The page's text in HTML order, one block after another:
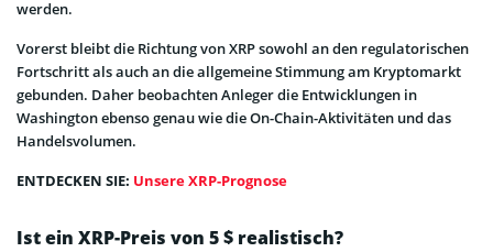
werden.
Vorerst bleibt die Richtung von XRP sowohl an den regulatorischen
Fortschritt als auch an die allgemeine Stimmung am Kryptomarkt
gebunden. Daher beobachten Anleger die Entwicklungen in
Washington ebenso genau wie die On-Chain-Aktivitäten und das
Handelsvolumen.
ENTDECKEN SIE: Unsere XRP-Prognose
Ist ein XRP-Preis von 5 $ realistisch?